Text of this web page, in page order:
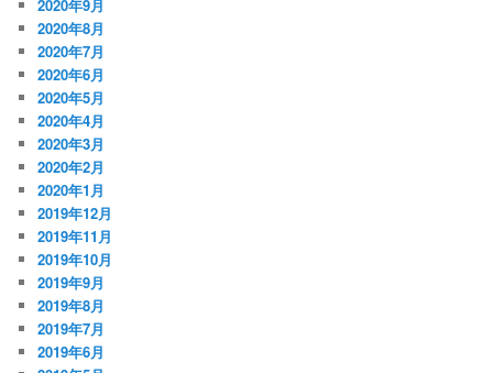
2020年9月
2020年8月
2020年7月
2020年6月
2020年5月
2020年4月
2020年3月
2020年2月
2020年1月
2019年12月
2019年11月
2019年10月
2019年9月
2019年8月
2019年7月
2019年6月